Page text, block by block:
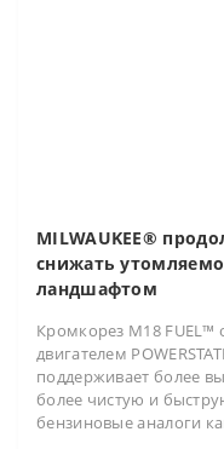
MILWAUKEE®
снижать
ландшафтом
Кромкорез M18
двигателем
поддерживает более
более чистую и
бензиновые аналоги